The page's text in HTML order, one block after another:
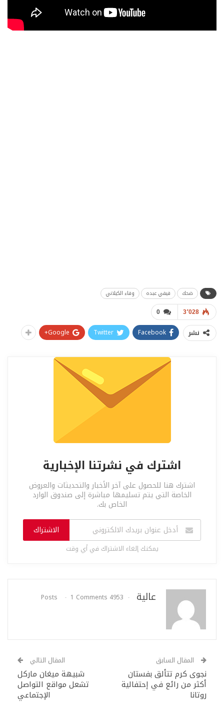
ضحك فيفي عبده وفاء الكيلاني
0 3٬028
نشر Facebook
Twitter
Google+
اشترك في نشرتنا الإخبارية
اشترك هنا للحصول على آخر الأخبار والتحديثات والعروض
الخاصة التي يتم تسليمها مباشرة إلى صندوق الوارد
الخاص بك.
الاشتراك
يمكنك إلغاء الاشتراك في أي وقت
عالية 4953 Posts
1 Comments
المقال السابق
نجوى كرم تتألق بفستان
أكثر من رائع في إحتفالية
روتانا
المقال التالي
شبيهة ميغان ماركل
تشعل مواقع التواصل
الإجتماعي